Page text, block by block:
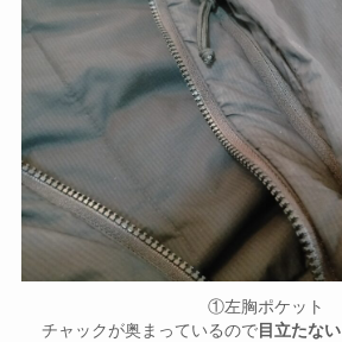
①左胸ポケット
チャックが奥まっているので目立たない